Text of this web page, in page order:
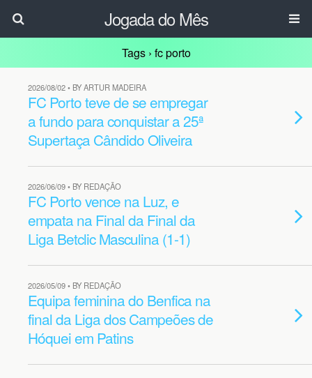
Jogada do Mês
Tags › fc porto
2026/08/02 • BY ARTUR MADEIRA
FC Porto teve de se empregar
a fundo para conquistar a 25ª
Supertaça Cândido Oliveira
2026/06/09 • BY REDAÇÃO
FC Porto vence na Luz, e
empata na Final da Final da
Liga Betclic Masculina (1-1)
2026/05/09 • BY REDAÇÃO
Equipa feminina do Benfica na
final da Liga dos Campeões de
Hóquei em Patins